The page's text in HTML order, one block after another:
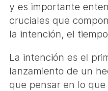
y es importante
cruciales que
la intención, el
La intención es el
lanzamiento de un
que pensar en lo